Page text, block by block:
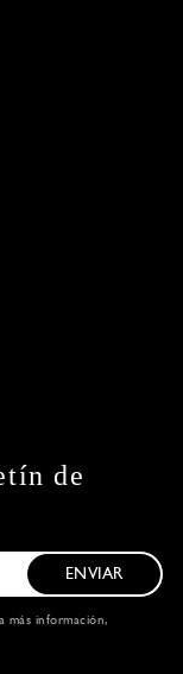
de
ENVIAR
más información,